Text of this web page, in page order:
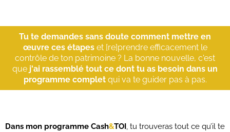
Tu te demandes sans doute comment mettre en
œuvre ces étapeset [re]prendre efficacement le
contrôle de ton patrimoine ? La bonne nouvelle, c'est
que j'ai rassemblé tout ce dont tu as besoin dans un
programme completqui va te guider pas à pas.
Dans mon programme Cash&TOI , tu trouveras tout ce qu’il te